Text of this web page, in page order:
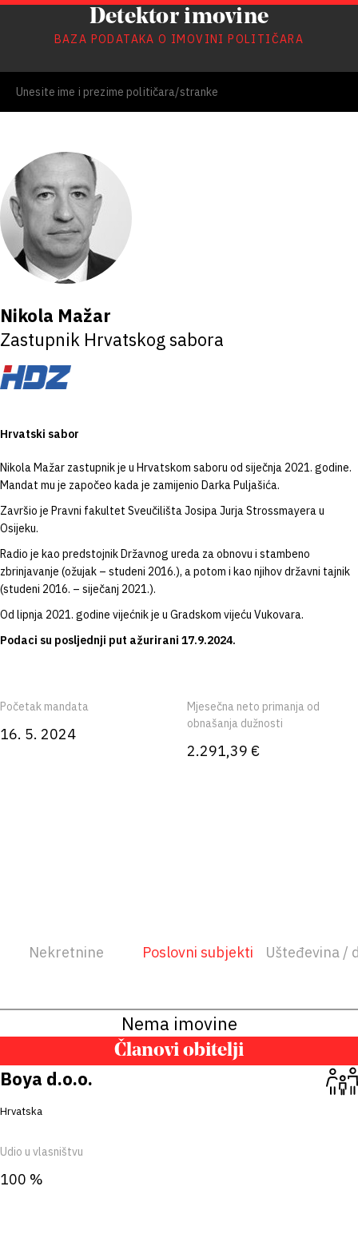
Detektor imovine
BAZA PODATAKA O IMOVINI POLITIČARA
Nikola Mažar
Zastupnik Hrvatskog sabora
Hrvatski sabor
Nikola Mažar zastupnik je u Hrvatskom saboru od siječnja 2021. godine.
Mandat mu je započeo kada je zamijenio Darka Puljašića.
Završio je Pravni fakultet Sveučilišta Josipa Jurja Strossmayera u
Osijeku.
Radio je kao predstojnik Državnog ureda za obnovu i stambeno
zbrinjavanje (ožujak – studeni 2016.), a potom i kao njihov državni tajnik
(studeni 2016. – siječanj 2021.).
Od lipnja 2021. godine vijećnik je u Gradskom vijeću Vukovara.
Podaci su posljednji put ažurirani 17.9.2024.
Početak mandata
16. 5. 2024
Mjesečna neto primanja od
obnašanja dužnosti
2.291,39 €
Nekretnine Poslovni subjekti Ušteđevina /
Nema imovine
Članovi obitelji
Boya d.o.o.
Hrvatska
Udio u vlasništvu
100 %